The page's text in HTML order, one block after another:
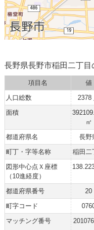
長野県長野市稲田二丁目
項目名 値
人口総数
2378
面積
㎡
都道府県名 長野
町丁・字等名称
稲田二
図形中心点Ｘ座標
（10進経度）
都道府県番号 20
町字コード
マッチング番号